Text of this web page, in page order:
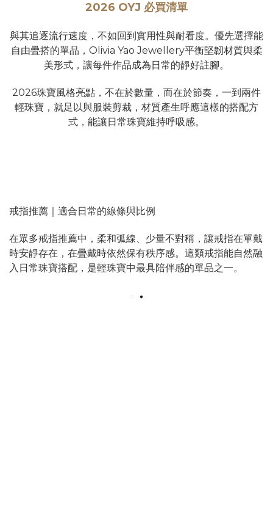
2026 OYJ 必買清單
與其追逐流行速度，不如回到實用性與耐看度。優先選擇能
自由疊搭的單品，Olivia Yao Jewellery平衡堅韌材質與柔
美形式，讓每件作品成為日常的靜好註腳。
2026珠寶風格亮點，不在於數量，而在於節奏，一到兩件
輕珠寶，就足以與服裝剪裁，材質產生呼應這樣的搭配方
式，能讓日常珠寶維持呼吸感。
戒指推薦｜適合日常的線條與比例
在眾多戒指推薦中，柔和弧線、少量不對稱，讓戒指在單戴
時安靜存在，在疊戴時依然保有秩序感。這類戒指能自然融
入日常珠寶搭配，是輕珠寶中最具陪伴感的單品之一。